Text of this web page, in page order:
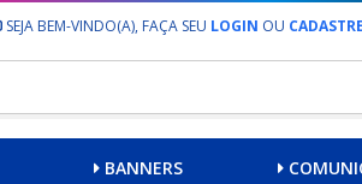
SEJA BEM-VINDO(A), FAÇA SEU LOGIN OU
BANNERS